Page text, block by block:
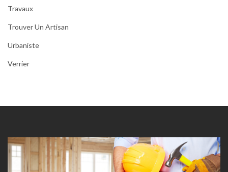
Travaux
Trouver Un Artisan
Urbaniste
Verrier